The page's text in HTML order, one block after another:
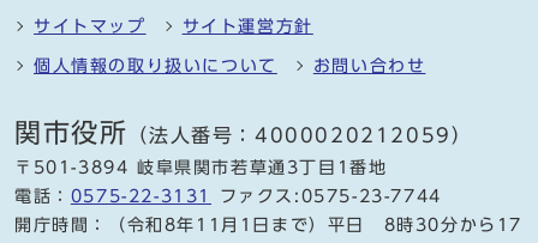
サイトマップ サイト運営方針
個人情報の取り扱いについて お問い合わせ
関市役所 （法人番号：4000020212059）
〒501-3894 岐阜県関市若草通3丁目1番地
電話： 0575-22-3131
ファクス:0575-23-7744
開庁時間：（令和8年11月1日まで）平日 8時30分から17